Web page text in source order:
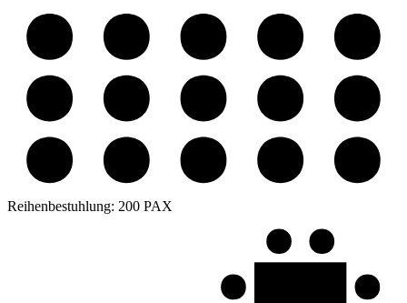
Reihenbestuhlung: 200 PAX